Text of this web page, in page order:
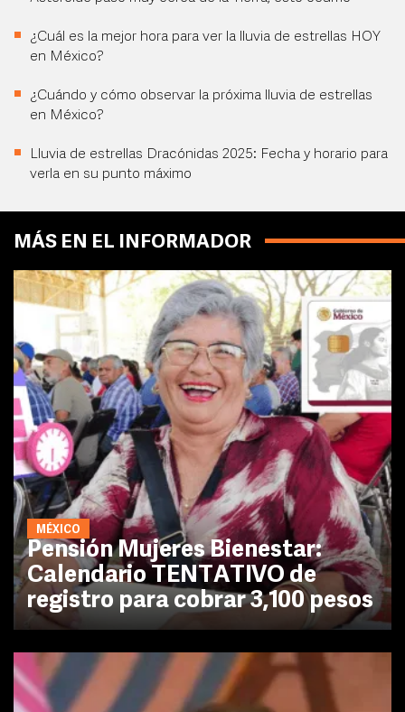
¿Cuál es la mejor hora para ver la lluvia de estrellas HOY
en México?
¿Cuándo y cómo observar la próxima lluvia de estrellas
en México?
Lluvia de estrellas Dracónidas 2025: Fecha y horario para
verla en su punto máximo
MÁS EN EL INFORMADOR
MÉXICO
Pensión Mujeres Bienestar:
Calendario TENTATIVO de
registro para cobrar 3,100 pesos